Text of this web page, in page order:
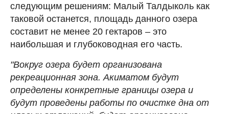
следующим решениям: Малый Талдыколь как
таковой останется, площадь данного озера
составит не менее 20 гектаров – это
наибольшая и глубоководная его часть.
"Вокруг озера будет организована
рекреационная зона. Акиматом будут
определены конкретные границы озера и
будут проведены работы по очистке дна от